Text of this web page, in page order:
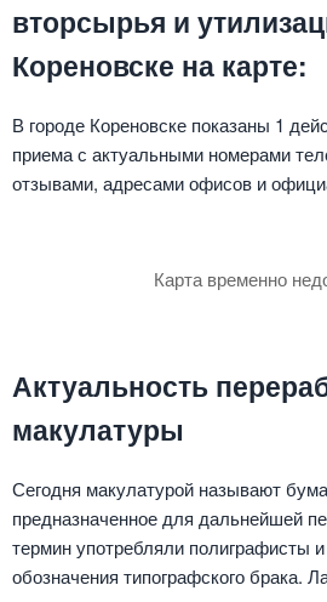
вторсырья и
Кореновске на карте:
В городе Кореновске показаны 1
приема с актуальными номерами
отзывами, адресами офисов и
Карта временно
Актуальность
макулатуры
Сегодня макулатурой называют
предназначенное для дальнейшей
термин употребляли полиграфисты
обозначения типографского брака.